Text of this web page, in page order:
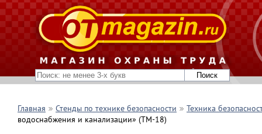
Главная Стенды по технике безопасности
Техника
водоснабжения и канализации» (TM-18)